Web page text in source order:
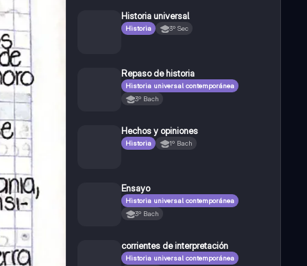
Historia universal
Historia 3º Sec
Repaso de historia
Historia universal contemporánea
3º Bach
Hechos y opiniones
Historia 1º Bach
Ensayo
Historia universal contemporánea
3º Bach
corrientes de interpretación
Historia universal contemporánea